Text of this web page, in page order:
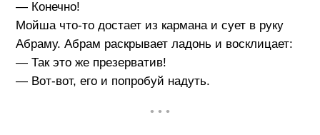
— Конечно!
Мойша что-то достает из кармана и сует в руку
Абраму. Абрам раскрывает ладонь и восклицает:
— Так это же презерватив!
— Вот-вот, его и попробуй надуть.
• • •